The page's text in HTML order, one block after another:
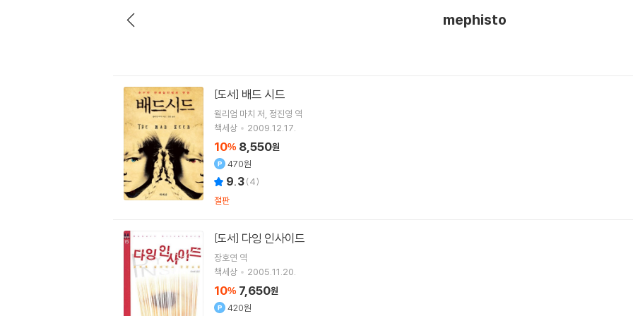
mephisto
[도서] 배드 시드
윌리엄 마치 저 정진영 역
책세상
2009.12.17.
10% 8,550원
470원
9.3(4)
절판
[도서] 다잉 인사이드
장호연 역
책세상
2005.11.20.
10% 7,650원
420원